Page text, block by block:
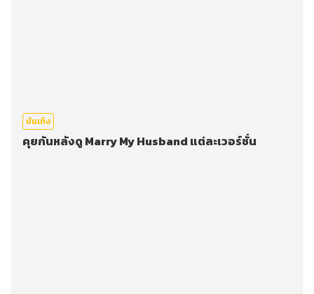
บันเทิง
คุยกันหลังดู Marry My Husband แต่ละเวอร์ชั่น